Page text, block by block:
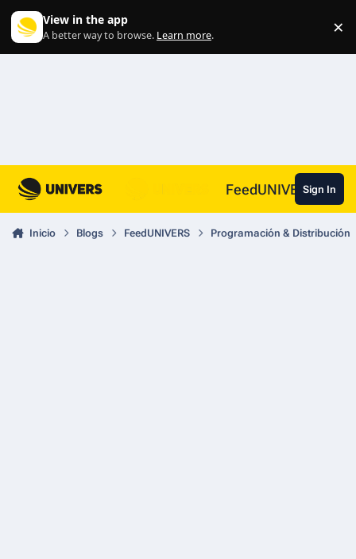
View in the app
A better way to browse. Learn more. ×
FeedUNIVERSSign In
Inicio Blogs FeedUNIVERS Programación & Distribución